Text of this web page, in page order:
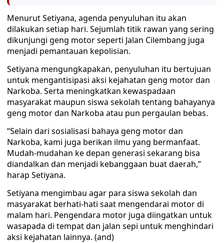
Menurut Setiyana, agenda penyuluhan itu akan
dilakukan setiap hari. Sejumlah titik rawan yang sering
dikunjungi geng motor seperti Jalan Cilembang juga
menjadi pemantauan kepolisian.
Setiyana mengungkapakan, penyuluhan itu bertujuan
untuk mengantisipasi aksi kejahatan geng motor dan
Narkoba. Serta meningkatkan kewaspadaan
masyarakat maupun siswa sekolah tentang bahayanya
geng motor dan Narkoba atau pun pergaulan bebas.
“Selain dari sosialisasi bahaya geng motor dan
Narkoba, kami juga berikan ilmu yang bermanfaat.
Mudah-mudahan ke depan generasi sekarang bisa
diandalkan dan menjadi kebanggaan buat daerah,”
harap Setiyana.
Setiyana mengimbau agar para siswa sekolah dan
masyarakat berhati-hati saat mengendarai motor di
malam hari. Pengendara motor juga diingatkan untuk
wasapada di tempat dan jalan sepi untuk menghindari
aksi kejahatan lainnya. (and)